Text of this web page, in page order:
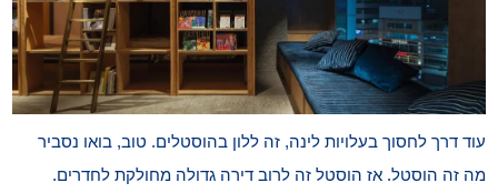
עוד דרך לחסוך בעלויות לינה, זה ללון בהוסטלים. טוב, בואו נסביר
מה זה הוסטל. אז הוסטל זה לרוב דירה גדולה מחולקת לחדרים.